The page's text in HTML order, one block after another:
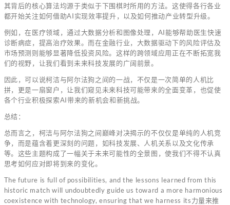
其背后的核心算法均源于类似于下围棋时所用的方法。这使得各行各业
都开始关注如何借助AI实现效率提升，以及如何推动产业转型升级。
例如，在医疗领域，通过大数据分析和图像处理，AI能够帮助医生快速
诊断病症，提高治疗效果。而在金融行业，大数据驱动下的风险评估及
市场预测则能够显著降低投资风险。这样的跨领域应用正在不断拓宽我
们的视野，让我们看到未来科技发展的广阔前景。
因此，可以说柯洁与阿尔法狗之间的一战，不仅是一次简单的人机比
拼，更是一扇窗户，让我们窥见未来科技可能带来的全面变革，也促使
各个行业积极探索AI带来的新机会和新挑战。
总结：
总而言之，柯洁与阿尔法狗之间巅峰对决揭示的不仅仅是单纯的人机竞
争，而是蕴含着更深刻的问题，如科技发展、人机关系以及文化传承
等。这些主题构成了一幅关于未来可能性的全景图，使我们不得不认真
思考如何应对即将到来的变化。
The future is full of possibilities, and the lessons learned from this
historic match will undoubtedly guide us toward a more harmonious
coexistence with technology, ensuring that we harness its力量来推